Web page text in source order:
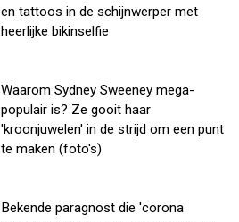
en tattoos in de schijnwerper met
heerlijke bikinselfie
Waarom Sydney Sweeney mega-
populair is? Ze gooit haar
'kroonjuwelen' in de strijd om een punt
te maken (foto's)
Bekende paragnost die 'corona